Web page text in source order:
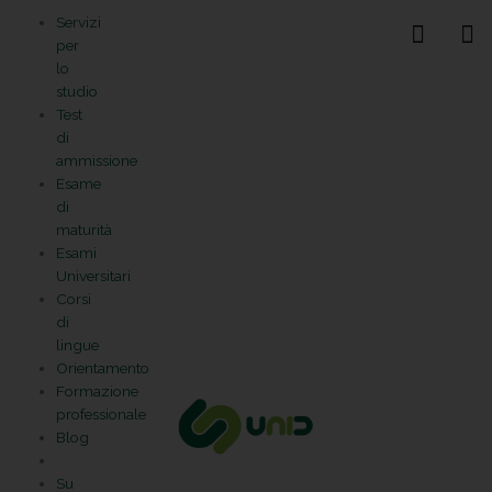
contenuto
Servizi
per
lo
studio
Test
di
ammissione
Esame
di
maturità
Esami
Universitari
Corsi
di
lingue
Orientamento
Formazione
professionale
Blog
Su